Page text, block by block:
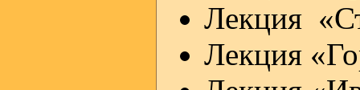
Лекция
Лекция